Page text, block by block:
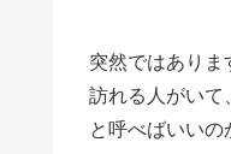
突然ではあり
訪れる人がいて
と呼べばいいの